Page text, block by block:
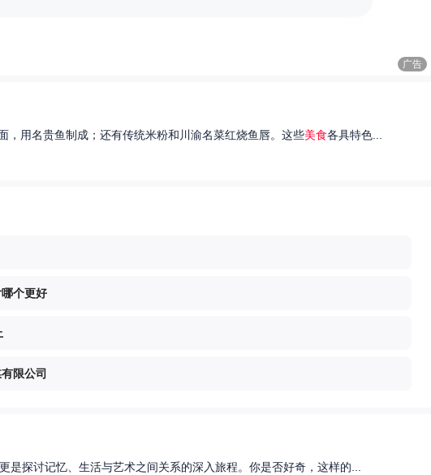
广告
用名贵鱼制成；还有传统米粉和川渝名菜红烧鱼唇。这些美食各具特色...
个更好
限公司
探讨记忆、生活与艺术之间关系的深入旅程。你是否好奇，这样的...